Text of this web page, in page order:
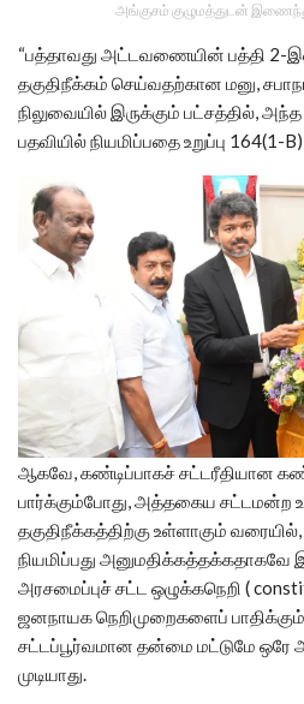
அங்குசம் குழுமத்துடன்
“பத்தாவது அட்டவணையின் பத்தி 2-
தகுதிநீக்கம் செய்வதற்கான மனு,
நிலுவையில் இருக்கும் பட்சத்தில்,
பதவியில் நியமிப்பதை உறுப்பு 164(1-
ஆகவே, கண்டிப்பாகச் சட்டரீதியான
பார்க்கும்போது, ​​அத்தகைய சட்டமன்ற
தகுதிநீக்கத்திற்கு உள்ளாகும்
நியமிப்பது அனுமதிக்கத்தக்கதாகவே
அரசமைப்புச் சட்ட ஒழுக்கநெறி (
ஜனநாயக நெறிமுறைகளைப்
சட்டப்பூர்வமான தன்மை மட்டுமே ஒரே
முடியாது.